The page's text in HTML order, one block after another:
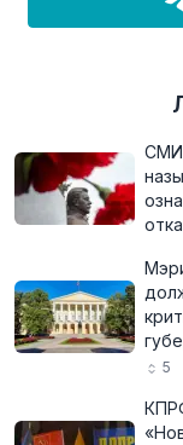
5